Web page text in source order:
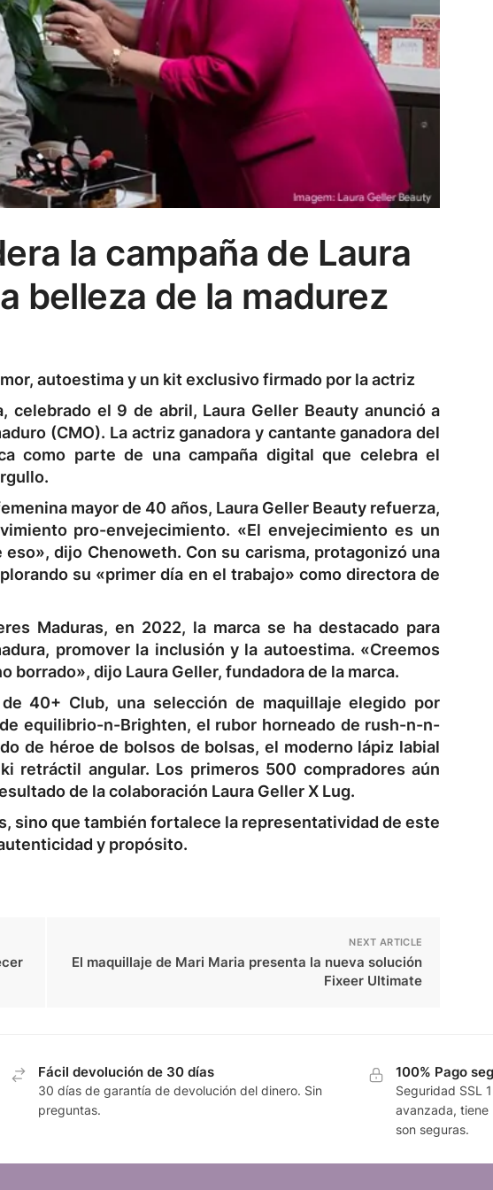
la campaña de Laura
belleza de la madurez
autoestima y un kit exclusivo firmado por la actriz
celebrado el 9 de abril, Laura Geller Beauty anunció a
(CMO). La actriz ganadora y cantante ganadora del
como parte de una campaña digital que celebra el
mayor de 40 años, Laura Geller Beauty refuerza,
pro-envejecimiento. «El envejecimiento es un
dijo Chenoweth. Con su carisma, protagonizó una
su «primer día en el trabajo» como directora de
Maduras, en 2022, la marca se ha destacado para
promover la inclusión y la autoestima. «Creemos
borrado», dijo Laura Geller, fundadora de la marca.
40+ Club, una selección de maquillaje elegido por
equilibrio-n-Brighten, el rubor horneado de rush-n-n-
de héroe de bolsos de bolsas, el moderno lápiz labial
retráctil angular. Los primeros 500 compradores aún
de la colaboración Laura Geller X Lug.
sino que también fortalece la representatividad de este
y propósito.
NEXT ARTICLE
El maquillaje de Mari Maria presenta la nueva solución
Fixeer Ultimate
Fácil devolución de 30 días
30 días de garantía de devolución del dinero. Sin
preguntas.
100% Pago
Seguridad SSL
avanzada, tiene
son seguras.